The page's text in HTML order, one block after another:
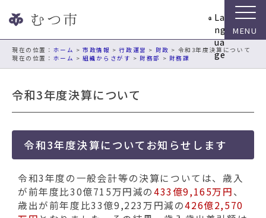
ビ
La
ng
ua
ge
現在の位置： ホーム >市政情報 >行政運営 > 財政 > 令和3年度決算について
ホーム >組織からさがす > 財務部 > 財務課
令和3年度決算について
令和3年度決算についてお知らせします
令和3年度の一般会計等の決算については、歳入
が前年度比30億715万円減の433億9,165万円、
歳出が前年度比33億9,223万円減の426億2,570